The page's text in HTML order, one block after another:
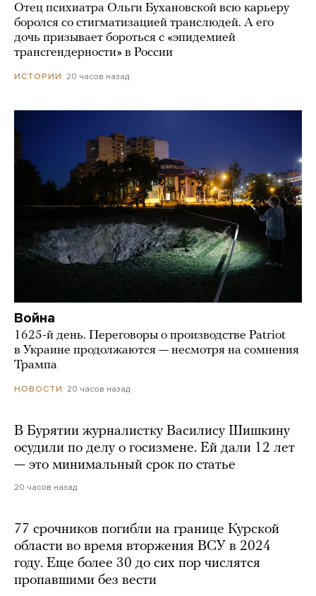
Отец психиатра Ольги Бухановской всю карьеру
боролся со стигматизацией транслюдей. А его
дочь призывает бороться с «эпидемией
трансгендерности» в России
ИСТОРИИ 20 часов назад
Война
1625-й день. Переговоры о производстве Patriot
в Украине продолжаются — несмотря на сомнения
Трампа
НОВОСТИ 20 часов назад
В Бурятии журналистку Василису Шишкину
осудили по делу о госизмене. Ей дали 12 лет
— это минимальный срок по статье
20 часов назад
77 срочников погибли на границе Курской
области во время вторжения ВСУ в 2024
году. Еще более 30 до сих пор числятся
пропавшими без вести